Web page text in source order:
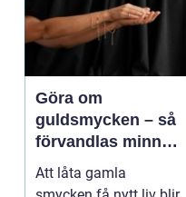
Göra om
guldsmycken – så
förvandlas minnen
till nya favoriter
Att låta gamla